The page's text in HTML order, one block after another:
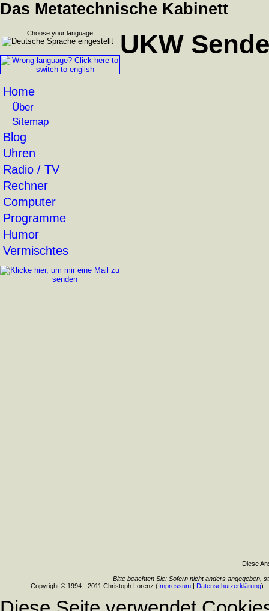
Das Metatechnische Kabinett
Choose your language
Home
Über
Sitemap
Blog
Uhren
Radio / TV
Rechner
Computer
Programme
Humor
Vermischtes
UKW
Diese
Bitte beachten Sie: Sofern nicht anders angegeben,
Copyright © 1994 - 2011 Christoph Lorenz (Impressum | Datenschutzerklärung)